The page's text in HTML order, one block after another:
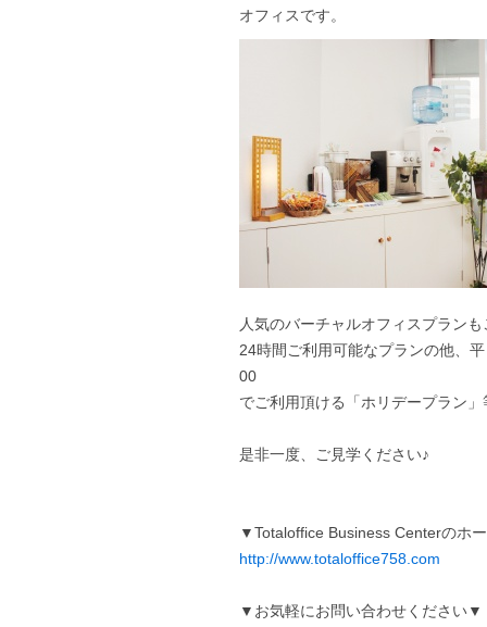
オフィスです。
人気のバーチャルオフィスプラン
24時間ご利用可能なプランの他、
00
でご利用頂ける「ホリデープラン
是非一度、ご見学ください♪
▼Totaloffice Business Centerのホ
http://www.totaloffice758.com
▼お気軽にお問い合わせください▼